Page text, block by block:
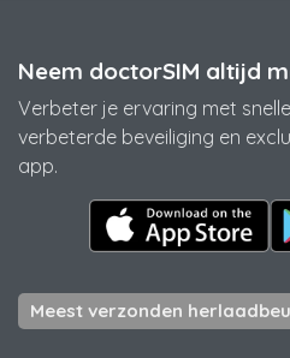
Neem doctorSIM altijd
Verbeter je ervaring met
verbeterde beveiliging en
app.
Meest verzonden